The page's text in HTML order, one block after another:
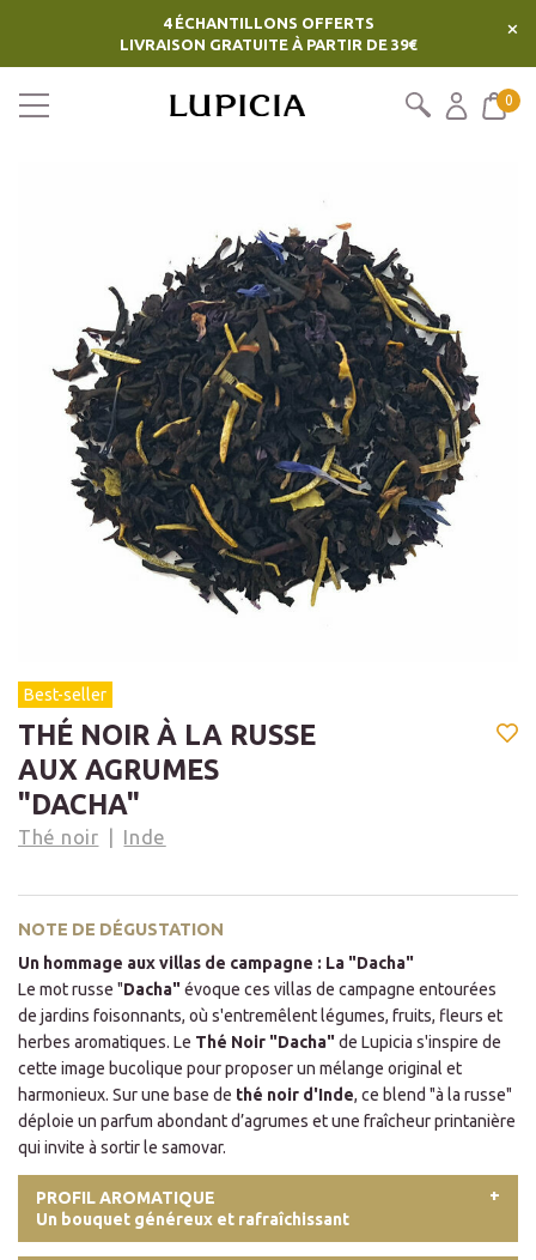
4 ÉCHANTILLONS OFFERTS
LIVRAISON GRATUITE À PARTIR DE 39€
×
0
Best-seller
THÉ NOIR À LA RUSSE
AUX AGRUMES
"DACHA"
Thé noir Inde
NOTE DE DÉGUSTATION
Un hommage aux villas de campagne : La "Dacha"
Le mot russe "Dacha"évoque ces villas de campagne entourées
de jardins foisonnants, où s'entremêlent légumes, fruits, fleurs et
herbes aromatiques. Le Thé Noir "Dacha"de Lupicia s'inspire de
cette image bucolique pour proposer un mélange original et
harmonieux. Sur une base de thé noir d'Inde, ce blend "à la russe"
déploie un parfum abondant d’agrumes et une fraîcheur printanière
qui invite à sortir le samovar.
PROFIL AROMATIQUE
Un bouquet généreux et rafraîchissant